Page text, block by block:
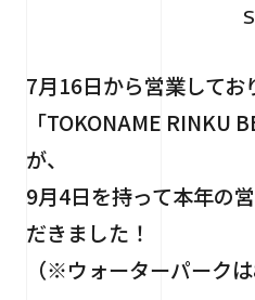
個人情報保護法
7月16日から営業してお
「TOKONAME RINKU
が、
9月4日を持って本年の
だきました！
（※ウォーターパーク